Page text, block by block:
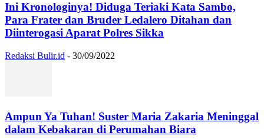
Ini Kronologinya! Diduga Teriaki Kata Sambo,
Para Frater dan Bruder Ledalero Ditahan dan
Diinterogasi Aparat Polres Sikka
Redaksi Bulir.id - 30/09/2022
Ampun Ya Tuhan! Suster Maria Zakaria Meninggal
dalam Kebakaran di Perumahan Biara